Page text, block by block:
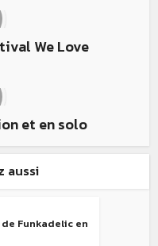
We Love
et en solo
aussi
Funkadelic en